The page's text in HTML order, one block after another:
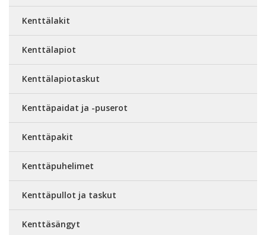
Kenttälakit
Kenttälapiot
Kenttälapiotaskut
Kenttäpaidat ja -puserot
Kenttäpakit
Kenttäpuhelimet
Kenttäpullot ja taskut
Kenttäsängyt